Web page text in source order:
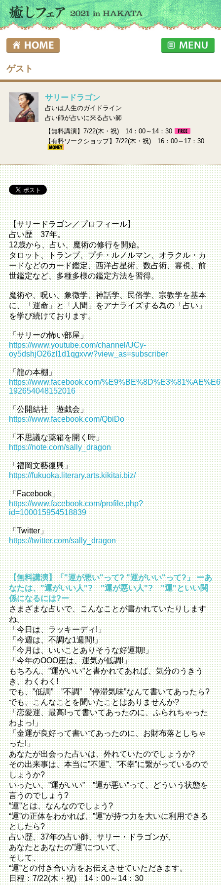
ゲスト
サリードラゴン
占いは人生のガイドライン
占い師が占いに来る占い師
【無料講演】7/22(木・祝) 14：00～14：30
【有料ワークショップ】7/22(木・祝) 16：00～17：30
【サリードラゴン／プロフィール】
占い歴 37年。
12歳から、占い、魔術の修行を開始。
タロット、トランプ、プチ・ルノルマン、オラクル・カ
ードなどのカード鑑定、西洋占星術、数占術、霊視、前
世鑑定など、多種多様の鑑定方法を習得。
魔術や、呪い、象徴学、神話学、民俗学、宗教学を基本
に、「運命」と「人間」をアナライズする為の「占い」
を学び続けております。
「サリーの怖い部屋」
https://www.youtube.com/channel/UCy-
oy5dshjO26zI1d1qgxvw?view_as=subscriber
「龍の本棚」
https://www.facebook.com/
192654048152016
「公開結社 遊戯会」
https://www.facebook.com/QbiDo
「不思議な薬箱を開く時」
https://note.com/sally_dragon
「福岡文藝復興」
https://fukuoka.literary.arts.kikitai.biz/
「Facebook」
https://www.facebook.com/profile.php?
id=100015954518839
「Twitter」
https://twitter.com/sally_dragon
【無料講演】「"運が悪い"って? "運がいい"って?」 ーあ
なたは、"運がいい人"? "運が悪い人"? "運"といい関
係になるには?ー
さまざまな占いで、こんなことが書かれていたりします
ね。
「今日は、ラッキーディ!」
「今週は、不調な1週間!」
「今月は、いいことありそうな好運期!」
「今年のOOO座は、運気が低調!」
もちろん、”運がいい”と書かれてあれば、気分のうきう
き、わくわく!
でも、”低調” ”不調” ”停滞気味”なんて書いてあったら?
でも、こんなことを聞いたことはありませんか?
「恋愛運、最高!って書いてあったのに、ふられちゃった
わよっ!」
「金運が良好って書いてあったのに、お財布落としちゃ
った!」
あなたが出会った占いは、外れていたのでしょうか?
その出来事は、本当に”不運”、”不幸”に繋がっているので
しょうか?
いったい、”運がいい” ”運が悪い”って、どういう状態を
言うのでしょう?
“運”とは、なんなのでしょう?
“運”の正体をわかれば、”運”が持つ力を大いに利用できる
としたら?
占い歴、37年の占い師、サリー・ドラゴンが、
あなたとあなたの”運”について、
そして、
“運”との付き合い方をお伝えさせていただきます。
日程：7/22(木・祝) 14：00～14：30